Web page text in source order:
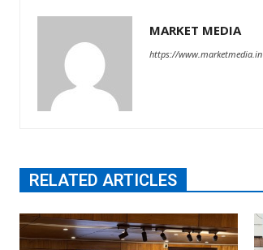
MARKET MEDIA
https://www.marketmedia.in
RELATED ARTICLES